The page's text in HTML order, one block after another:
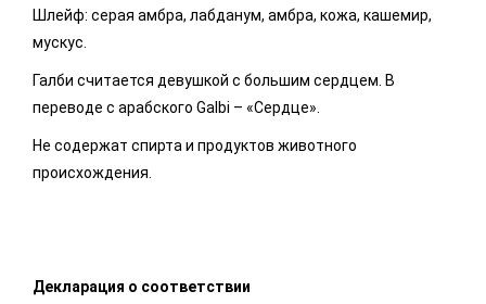
Шлейф: серая амбра, лабданум, амбра, кожа, кашемир,
мускус.
Галби считается девушкой с большим сердцем. В
переводе с арабского Galbi – «Сердце».
Не содержат спирта и продуктов животного
происхождения.
Декларация о соответствии